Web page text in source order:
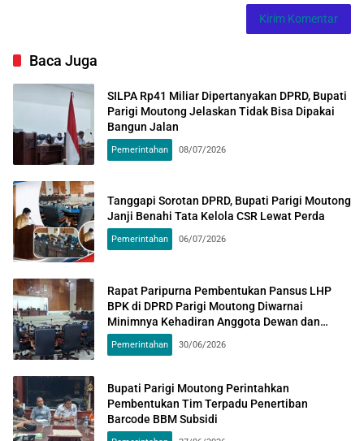
Baca Juga
SILPA Rp41 Miliar Dipertanyakan DPRD, Bupati
Parigi Moutong Jelaskan Tidak Bisa Dipakai
Bangun Jalan
Pemerintahan 08/07/2026
Tanggapi Sorotan DPRD, Bupati Parigi Moutong
Janji Benahi Tata Kelola CSR Lewat Perda
Pemerintahan 06/07/2026
Rapat Paripurna Pembentukan Pansus LHP
BPK di DPRD Parigi Moutong Diwarnai
Minimnya Kehadiran Anggota Dewan dan
Kepala OPD
Pemerintahan 30/06/2026
Bupati Parigi Moutong Perintahkan
Pembentukan Tim Terpadu Penertiban
Barcode BBM Subsidi